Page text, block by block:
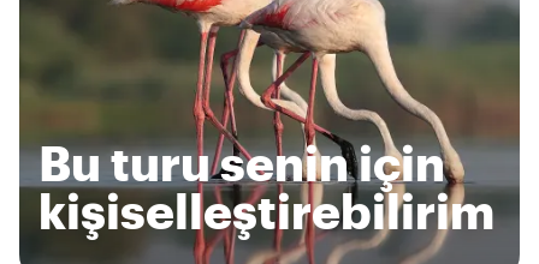
Bu turu senin için
kişiselleştirebilirim